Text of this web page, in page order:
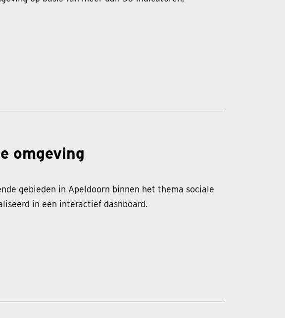
omgeving
gebieden in Apeldoorn binnen het thema sociale
in een interactief dashboard.